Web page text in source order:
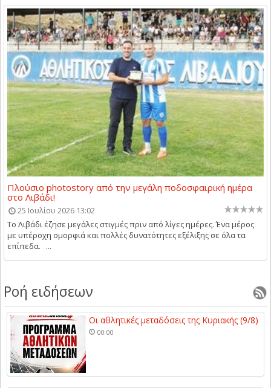
Πλούσιο photostory από την μεγάλη ποδοσφαιρική ημέρα
στο Λιβάδι!
25 Ιουλίου 2026 13:02
Το Λιβάδι έζησε μεγάλες στιγμές πριν από λίγες ημέρες. Ένα μέρος
με υπέροχη ομορφιά και πολλές δυνατότητες εξέλιξης σε όλα τα
επίπεδα. ...
Ροή ειδήσεων
Οι αθλητικές μεταδόσεις της Κυριακής (9/8)
00:00